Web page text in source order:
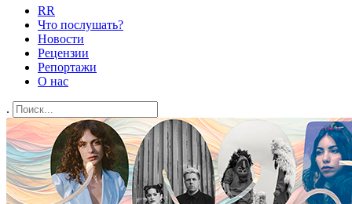
RR
Что послушать?
Новости
Рецензии
Репортажи
О нас
.